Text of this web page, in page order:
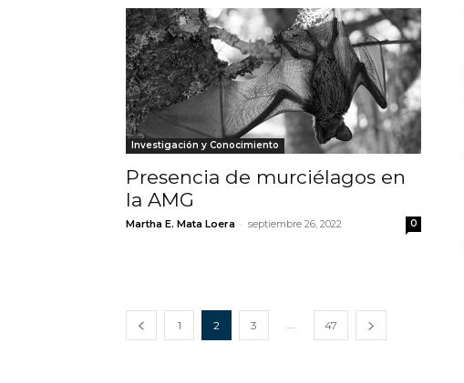
Investigación y Conocimiento
Presencia de murciélagos en
la AMG
Martha E. Mata Loera - septiembre 26, 2022 0
1 2 3 47